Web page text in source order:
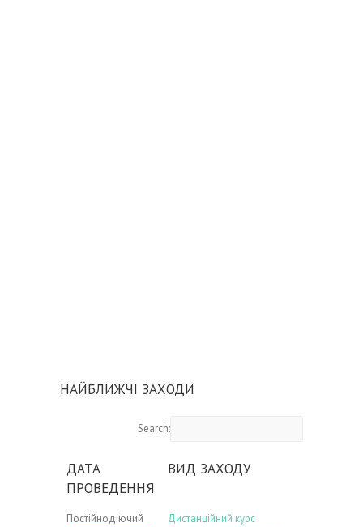
НАЙБЛИЖЧІ ЗАХОДИ
Search:
ДАТА
ПРОВЕДЕННЯ
ВИД ЗАХОДУ
Постійнодіючий
Дистанційний курс